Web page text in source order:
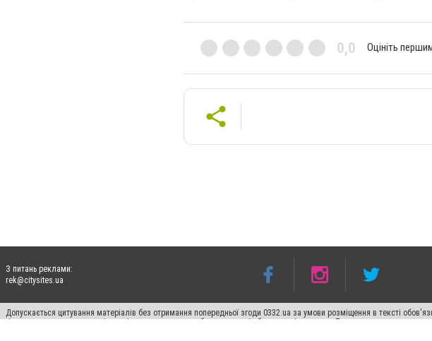
0,0 Оцініть
З питань реклами:
rek@citysites.ua
Допускається цитування матеріалів без отримання попередньої згоди 0332.ua за умови розміщення в тексті
гіперпосилання на цитовані статті не нижче другого абзацу в тексті або в якості джерела. Порушення виняткових